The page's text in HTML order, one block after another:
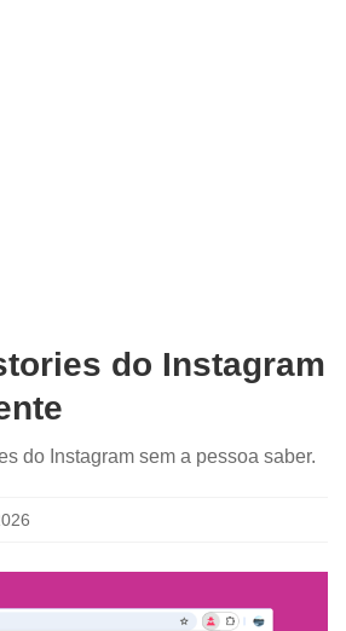
do Instagram
do Instagram sem a pessoa saber.